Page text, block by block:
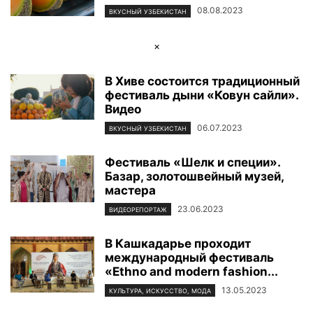
ВКУСНЫЙ УЗБЕКИСТАН 08.08.2023
×
В Хиве состоится традиционный
фестиваль дыни «Ковун сайли».
Видео
ВКУСНЫЙ УЗБЕКИСТАН 06.07.2023
Фестиваль «Шелк и специи».
Базар, золотошвейный музей,
мастера
ВИДЕОРЕПОРТАЖ 23.06.2023
В Кашкадарье проходит
международный фестиваль
«Ethno and modern fashion...
КУЛЬТУРА, ИСКУССТВО, МОДА 13.05.2023